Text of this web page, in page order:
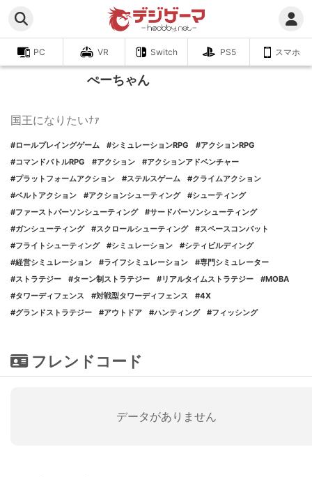
PC VR Switch PS5 スマホ
iPhone PC
ぺーちゃん
フォローする
国王になりたいﾅｧ
#ロールプレイングゲーム #シミュレーションRPG
#アクションRPG
#コマンドバトルRPG
#アクション
#アクションアドベンチャー
#プラットフォームアクション
#ステルスゲーム
#クライムアクション
#ベルトアクション
#アクションシューティング
#シューティング
#ファーストパーソンシューティング
#サードパーソンシューティング
#ガンシューティング
#スクロールシューティング
#スペースコンバット
#フライトシューティング
#シミュレーション
#シティビルディング
#経営シミュレーション
#ライフシミュレーション
#専門シミュレーター
#ストラテジー
#ターン制ストラテジー #リアルタイムストラテジー
#MOBA
#タワーディフェンス
#対戦型タワーディフェンス
#4X
#グランドストラテジー
#アウトドア #ハンティング #フィッシング
フレンドコード
データがありません